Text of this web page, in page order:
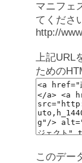
マニフェ
てくださ
http://
上記URL
ための
このデー